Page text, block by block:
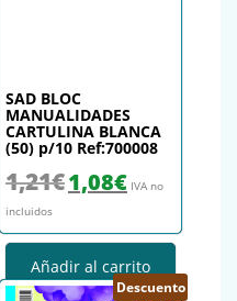
es: 0,68€.
SAD BLOC
MANUALIDADES
CARTULINA BLANCA
(50) p/10 Ref:700008
1,21€ El precio original era: 1,21€.
1,08€El precio actual
IVA no
incluidos
Añadir al carrito
Descuento